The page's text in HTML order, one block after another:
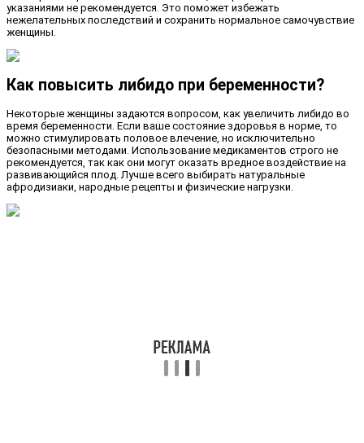
указаниями не рекомендуется. Это поможет избежать
нежелательных последствий и сохранить нормальное самочувствие
женщины.
Как повысить либидо при беременности?
Некоторые женщины задаются вопросом, как увеличить либидо во
время беременности. Если ваше состояние здоровья в норме, то
можно стимулировать половое влечение, но исключительно
безопасными методами. Использование медикаментов строго не
рекомендуется, так как они могут оказать вредное воздействие на
развивающийся плод. Лучше всего выбирать натуральные
афродизиаки, народные рецепты и физические нагрузки.